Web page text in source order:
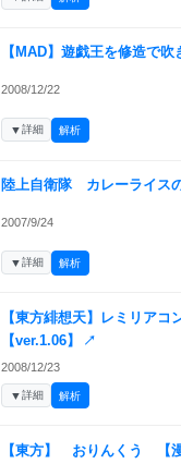
【MAD】遊戯王を修造で吹
2008/12/22
▼詳細 解析
陸上自衛隊 カレーライス
2007/9/24
▼詳細 解析
【東方緋想天】レミリアコ
【ver.1.06】
↗
2008/12/23
▼詳細 解析
【東方】 おりんくう 【漫